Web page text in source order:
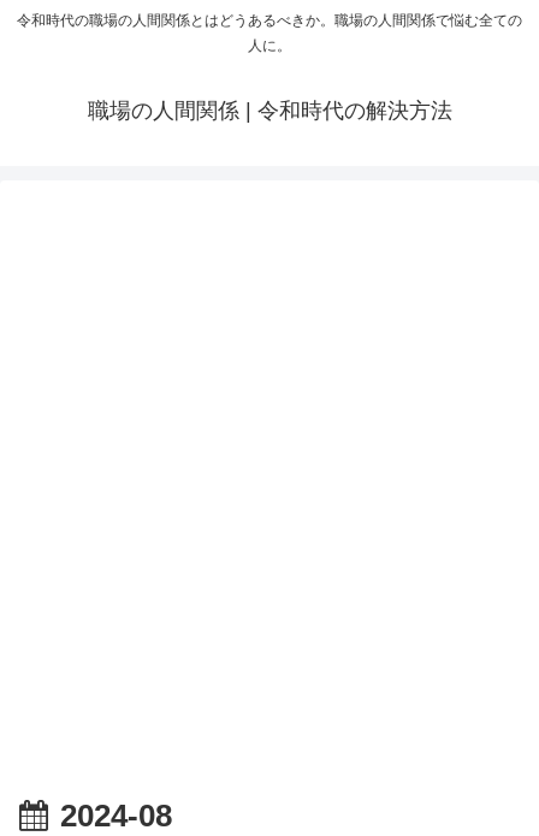
令和時代の職場の人間関係とはどうあるべきか。職場の人間関係で悩む全ての
人に。
職場の人間関係 | 令和時代の解決方法
2024-08